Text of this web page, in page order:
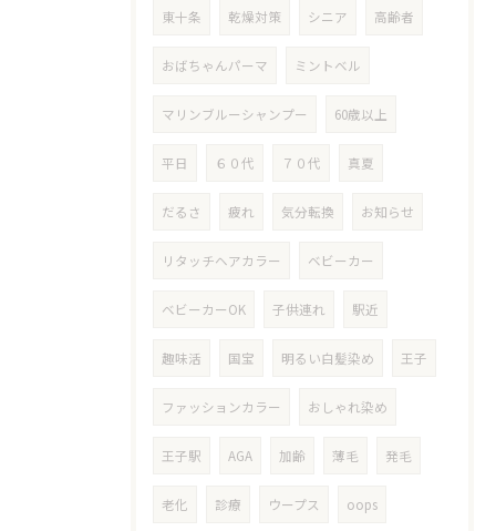
東十条 乾燥対策 シニア 高齢者
おばちゃんパーマ ミントベル
マリンブルーシャンプー 60歳以上
平日 ６０代 ７０代 真夏
だるさ 疲れ 気分転換 お知らせ
リタッチヘアカラー ベビーカー
ベビーカーOK 子供連れ 駅近
趣味活 国宝 明るい白髪染め 王子
ファッションカラー おしゃれ染め
王子駅 AGA 加齢 薄毛 発毛
老化 診療 ウープス oops